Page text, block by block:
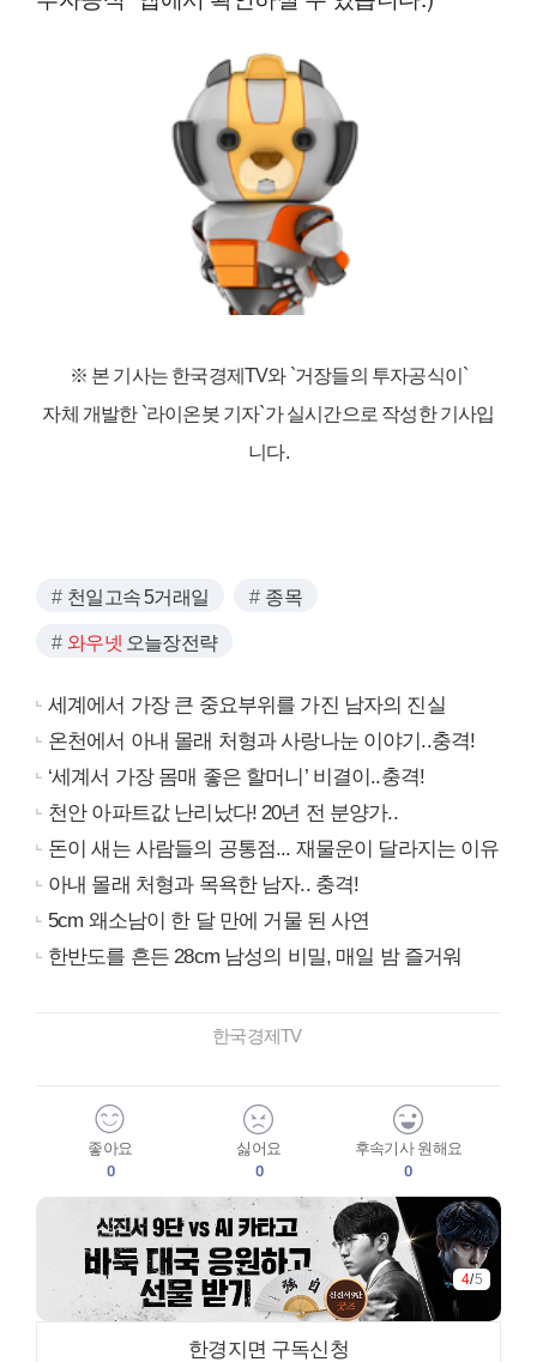
※ 본 기사는 한국경제TV와 `거장들의 투자공식이`
자체 개발한 `라이온봇 기자`가 실시간으로 작성한 기사입
니다.
천일고속 5거래일 종목
와우넷 오늘장전략
세계에서 가장 큰 중요부위를 가진 남자의 진실
온천에서 아내 몰래 처형과 사랑나눈 이야기..충격!
‘세계서 가장 몸매 좋은 할머니’ 비결이..충격!
천안 아파트값 난리났다! 20년 전 분양가..
돈이 새는 사람들의 공통점... 재물운이 달라지는 이유
아내 몰래 처형과 목욕한 남자.. 충격!
5cm 왜소남이 한 달 만에 거물 된 사연
한반도를 흔든 28cm 남성의 비밀, 매일 밤 즐거워
한국경제TV
좋아요
0
싫어요
0
후속기사 원해요
0
4/5
한경지면 구독신청